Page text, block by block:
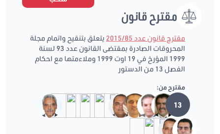
مقترح قانون
مقترح قانون عدد 2015/85
يتعلق بتنقيح واتمام مجلة
المحروقات الصادرة بمقتضى القانون عدد 93 لسنة
1999 المؤرخ في 19 اوت 1999 وملاءمتها مع احكام
الفصل 13 من الدستور
مقترح من:
13